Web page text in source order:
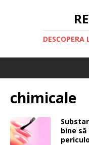
chimicale
bine